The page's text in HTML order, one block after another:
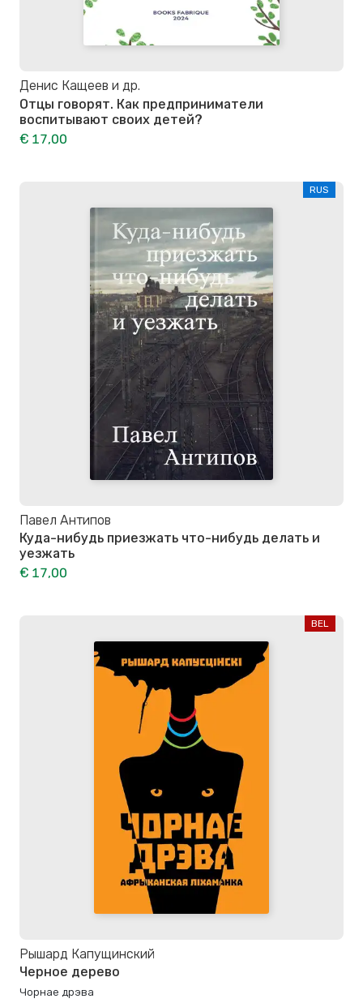
Денис Кащеев и др.
Отцы говорят. Как предприниматели
воспитывают своих детей?
€ 17,00
RUS
Павел Антипов
Куда-нибудь приезжать что-нибудь делать и
уезжать
€ 17,00
BEL
Рышард Капущинский
Черное дерево
Чорнае дрэва